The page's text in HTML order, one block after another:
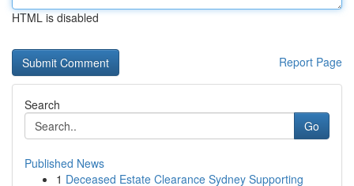
HTML is disabled
Report Page
Search
Go
Published News
1 Deceased Estate Clearance Sydney Supporting